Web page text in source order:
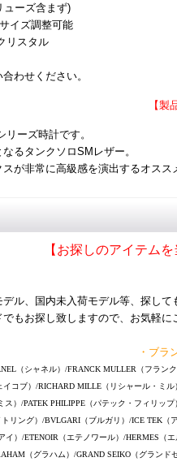
ューズ含まず)
イズ調整可能
リスタル
わせください。
【製
リーズ時計です。
るタンクソロSMレザー。
が非常に高級感を演出するオスス
【お探しのアイテム
ル、国内未入荷モデル等、探し
もお探し致しますので、お気軽に
・ブラ
（シャネル）/FRANCK MULLER（フラン
イコブ）/RICHARD MILLE（リシャール・ミ
ス）/PATEK PHILIPPE（パテック・フィリッ
リング）/BVLGARI（ブルガリ）/ICE TEK
イ）/ETENOIR（エテノワール）/HERMES（
（グラハム）/GRAND SEIKO（グランド